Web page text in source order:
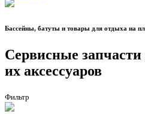
Бассейны, батуты и товары для отдыха на
Сервисные запчасти
их аксессуаров
Фильтр